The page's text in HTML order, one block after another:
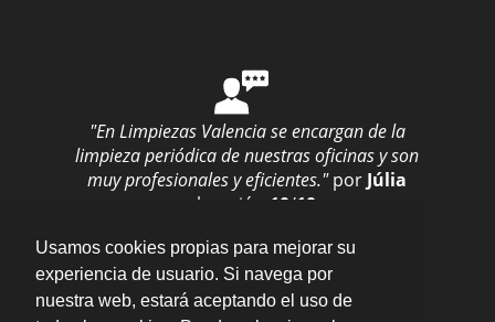
Usamos cookies propias para mejorar su
experiencia de usuario. Si navega por
nuestra web, estará aceptando el uso de
"En Limpiezas Valencia se encargan de la
limpieza periódica de nuestras oficinas y son
muy profesionales y eficientes." por Júlia
valoración 10/10